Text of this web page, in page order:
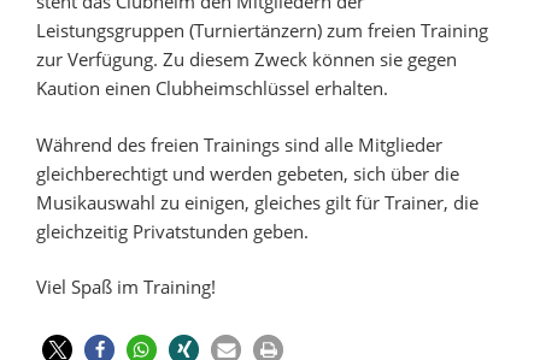
Leistungsgruppen (Turniertänzern) zum freien Training
zur Verfügung. Zu diesem Zweck können sie gegen
Kaution einen Clubheimschlüssel erhalten.
Während des freien Trainings sind alle Mitglieder
gleichberechtigt und werden gebeten, sich über die
Musikauswahl zu einigen, gleiches gilt für Trainer, die
gleichzeitig Privatstunden geben.
Viel Spaß im Training!